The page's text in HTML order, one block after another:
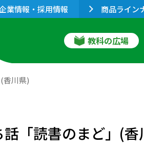
業情報・採用情報 商品ライン
教科の広場
香川県)
「読書のまど」(香